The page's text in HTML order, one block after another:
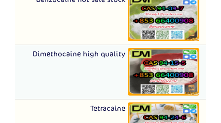
Dimethocaine high quality
Tetracaine